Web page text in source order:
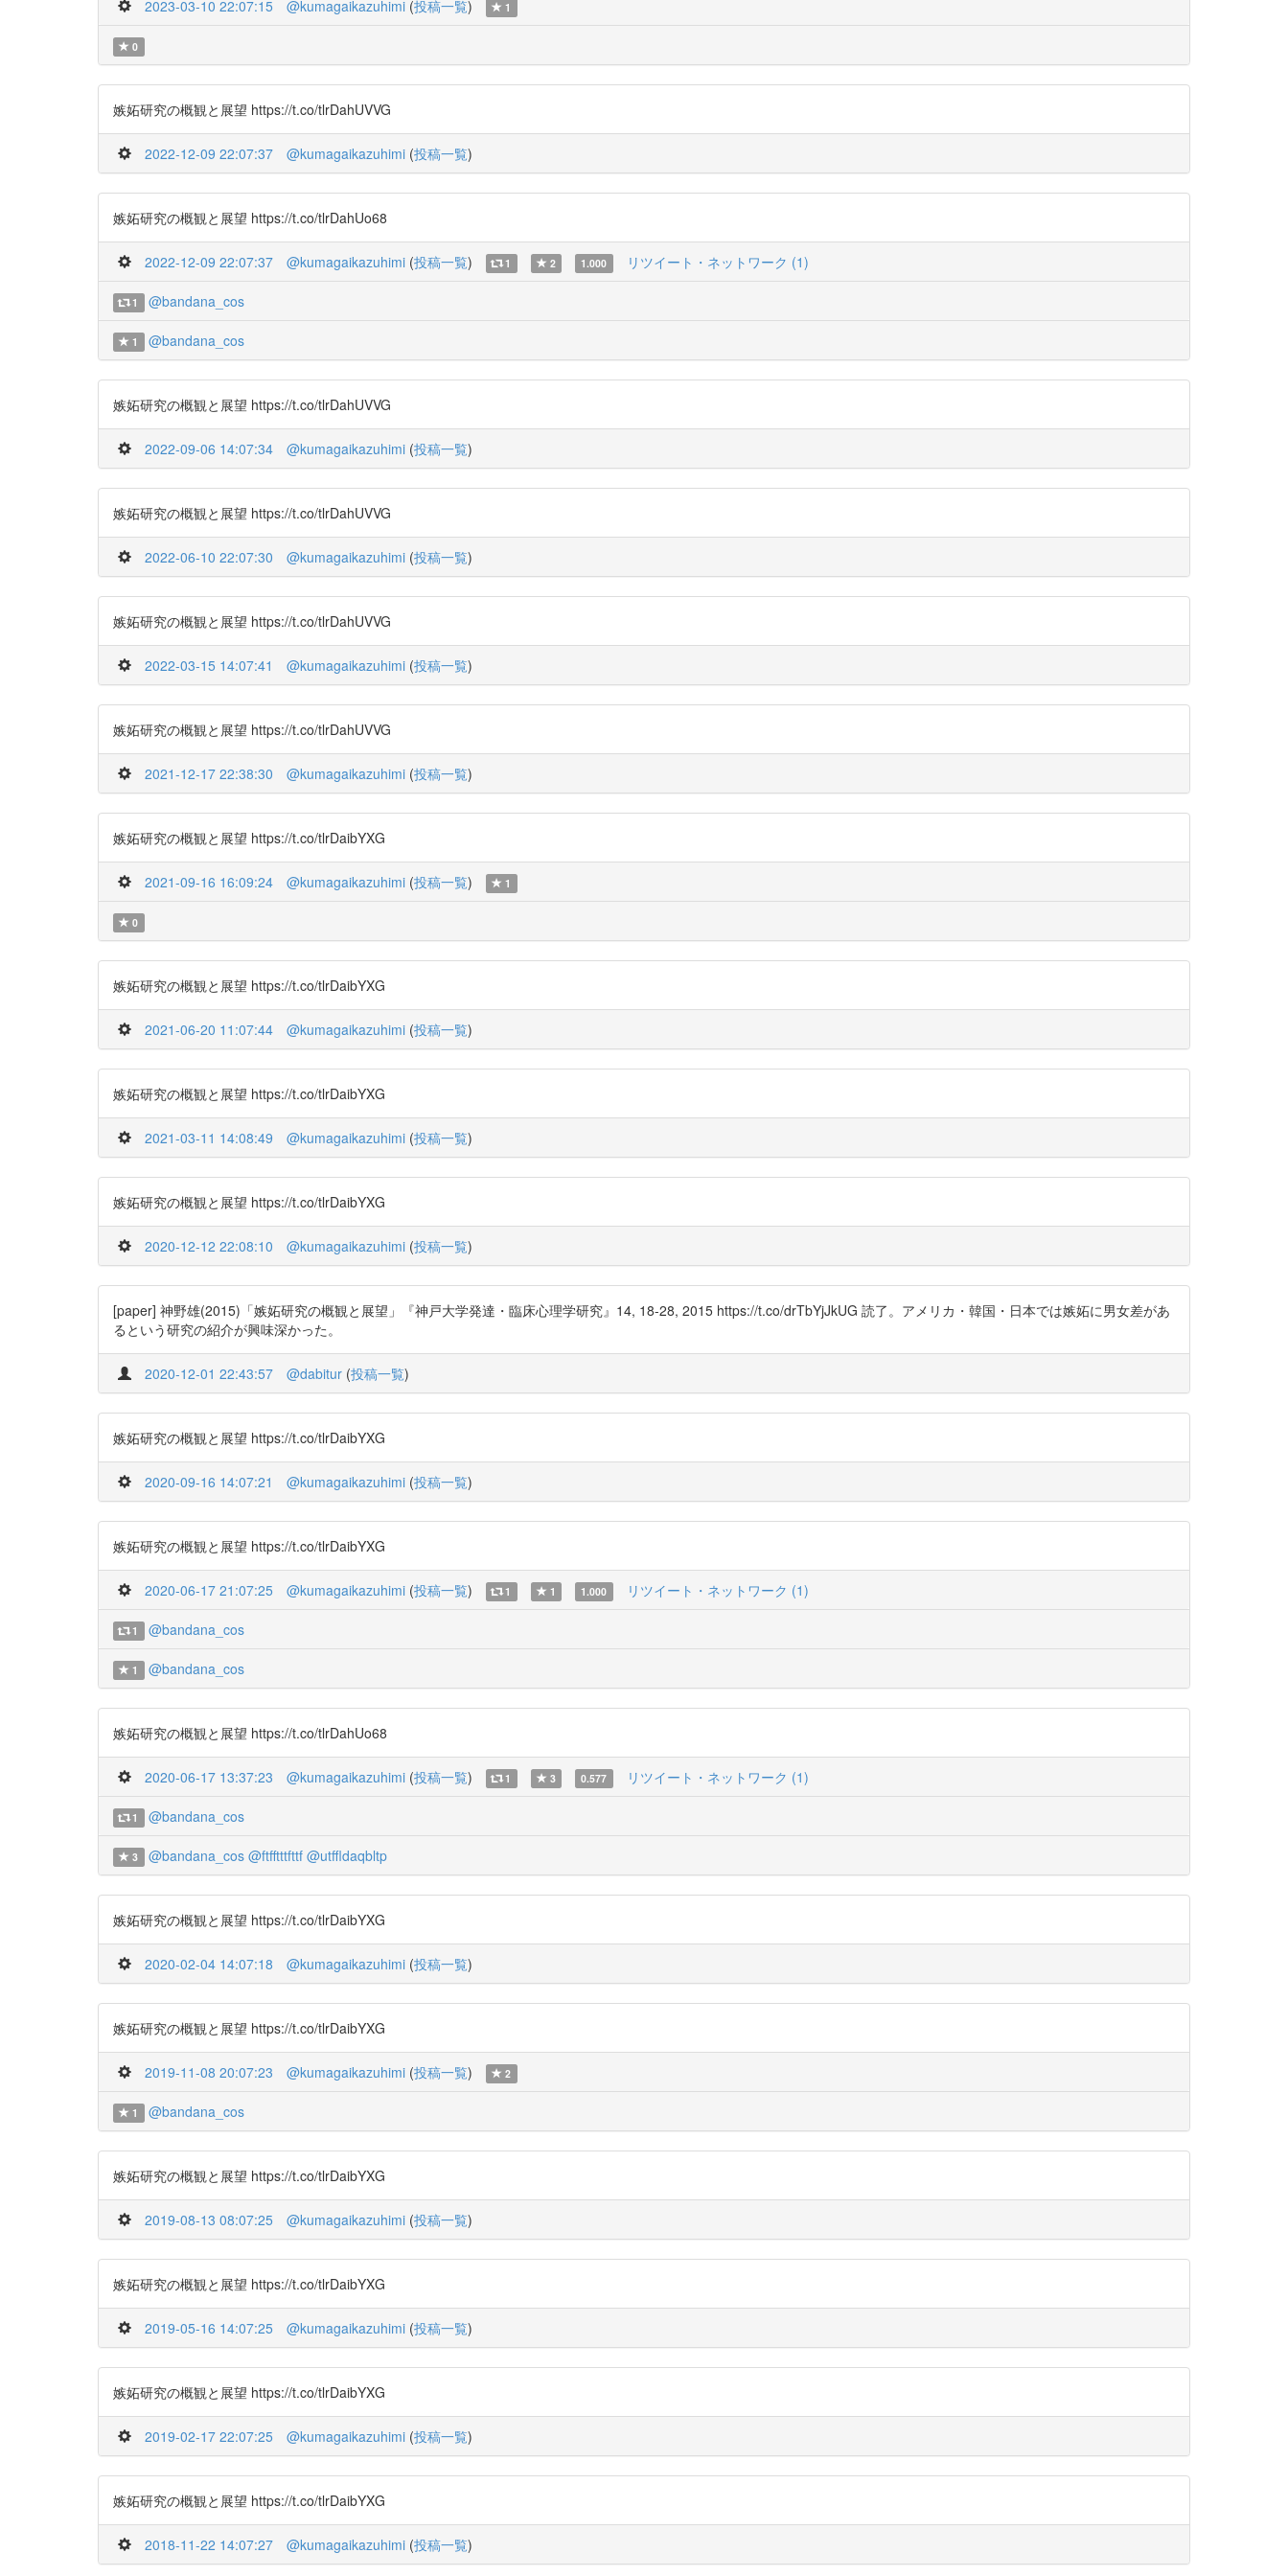
2023-03-10 22:07:15 @kumagaikazuhimi (投稿一覧) 1
0
嫉妬研究の概観と展望 https://t.co/tlrDahUVVG
2022-12-09 22:07:37 @kumagaikazuhimi (投稿一覧)
嫉妬研究の概観と展望 https://t.co/tlrDahUo68
2022-12-09 22:07:37 @kumagaikazuhimi (投稿一覧) 1 2 1.000 リツイート・ネットワーク (1)
1 @bandana_cos
1 @bandana_cos
嫉妬研究の概観と展望 https://t.co/tlrDahUVVG
2022-09-06 14:07:34 @kumagaikazuhimi (投稿一覧)
嫉妬研究の概観と展望 https://t.co/tlrDahUVVG
2022-06-10 22:07:30 @kumagaikazuhimi (投稿一覧)
嫉妬研究の概観と展望 https://t.co/tlrDahUVVG
2022-03-15 14:07:41 @kumagaikazuhimi (投稿一覧)
嫉妬研究の概観と展望 https://t.co/tlrDahUVVG
2021-12-17 22:38:30 @kumagaikazuhimi (投稿一覧)
嫉妬研究の概観と展望 https://t.co/tlrDaibYXG
2021-09-16 16:09:24 @kumagaikazuhimi (投稿一覧) 1
0
嫉妬研究の概観と展望 https://t.co/tlrDaibYXG
2021-06-20 11:07:44 @kumagaikazuhimi (投稿一覧)
嫉妬研究の概観と展望 https://t.co/tlrDaibYXG
2021-03-11 14:08:49 @kumagaikazuhimi (投稿一覧)
嫉妬研究の概観と展望 https://t.co/tlrDaibYXG
2020-12-12 22:08:10 @kumagaikazuhimi (投稿一覧)
[paper] 神野雄(2015)「嫉妬研究の概観と展望」『神戸大学発達・臨床心理学研究』14, 18-28, 2015 https://t.co/drTbYjJkUG 読了。アメリカ・韓国・日本では嫉妬に男女差があ
るという研究の紹介が興味深かった。
2020-12-01 22:43:57 @dabitur (投稿一覧)
嫉妬研究の概観と展望 https://t.co/tlrDaibYXG
2020-09-16 14:07:21 @kumagaikazuhimi (投稿一覧)
嫉妬研究の概観と展望 https://t.co/tlrDaibYXG
2020-06-17 21:07:25 @kumagaikazuhimi (投稿一覧) 1 1 1.000 リツイート・ネットワーク (1)
1 @bandana_cos
1 @bandana_cos
嫉妬研究の概観と展望 https://t.co/tlrDahUo68
2020-06-17 13:37:23 @kumagaikazuhimi (投稿一覧) 1 3 0.577 リツイート・ネットワーク (1)
1 @bandana_cos
3 @bandana_cos @ftfftttfttf @utffldaqbltp
嫉妬研究の概観と展望 https://t.co/tlrDaibYXG
2020-02-04 14:07:18 @kumagaikazuhimi (投稿一覧)
嫉妬研究の概観と展望 https://t.co/tlrDaibYXG
2019-11-08 20:07:23 @kumagaikazuhimi (投稿一覧) 2
1 @bandana_cos
嫉妬研究の概観と展望 https://t.co/tlrDaibYXG
2019-08-13 08:07:25 @kumagaikazuhimi (投稿一覧)
嫉妬研究の概観と展望 https://t.co/tlrDaibYXG
2019-05-16 14:07:25 @kumagaikazuhimi (投稿一覧)
嫉妬研究の概観と展望 https://t.co/tlrDaibYXG
2019-02-17 22:07:25 @kumagaikazuhimi (投稿一覧)
嫉妬研究の概観と展望 https://t.co/tlrDaibYXG
2018-11-22 14:07:27 @kumagaikazuhimi (投稿一覧)